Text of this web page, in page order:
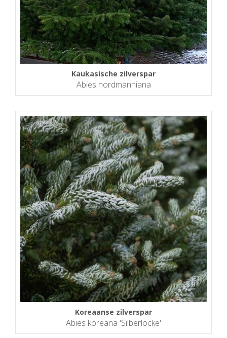
Kaukasische zilverspar
Abies nordmanniana
Koreaanse zilverspar
Abies koreana 'Silberlocke'